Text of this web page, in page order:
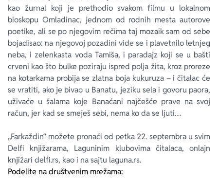
kao žurnal koji je prethodio svakom filmu u lokalnom
bioskopu Omladinac, jednom od rodnih mesta autorove
poetike, ali se po njegovim rečima taj mozaik sam od sebe
bojadisao: na njegovoj pozadini vide se i plavetnilo letnjeg
neba, i zelenkasta voda Tamiša, i paradajz koji se u bašti
crveni kao što bulke poziraju ispred polja žita, kroz proreze
na kotarkama probija se zlatna boja kukuruza – i čitalac će
se vratiti, ako je bivao u Banatu, jeziku sela i govoru paora,
uživaće u šalama koje Banaćani najčešće prave na svoj
račun, jer kad se smeješ sebi, nema ko da se ljuti…
„Farkaždin“ možete pronaći od petka 22. septembra u svim
Delfi knjižarama, Laguninim klubovima čitalaca, onlajn
knjižari delfi.rs, kao i na sajtu laguna.rs.
Podelite na društvenim mrežama: